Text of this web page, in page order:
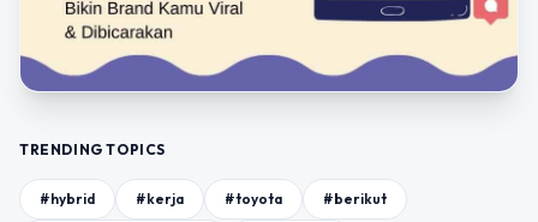
TRENDING TOPICS
#hybrid #kerja #toyota #berikut